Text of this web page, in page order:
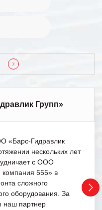
Групп»
«Барс-Гидравлик
нескольких лет
с ООО
555» в
сложного
оборудования. За
наш партнер